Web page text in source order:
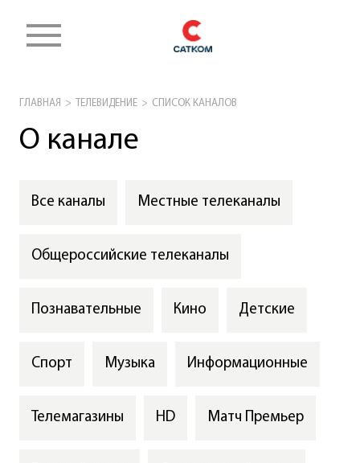
ГЛАВНАЯ ТЕЛЕВИДЕНИЕ СПИСОК КАНАЛОВ
О канале
Все каналы Местные телеканалы
Общероссийские телеканалы
Познавательные Кино Детские
Спорт Музыка Информационные
Телемагазины HD Матч Премьер